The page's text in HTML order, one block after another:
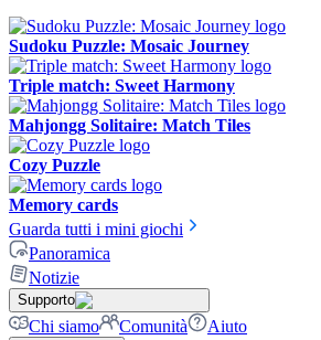
Sudoku Puzzle: Mosaic Journey
Triple match: Sweet Harmony
Mahjongg Solitaire: Match Tiles
Cozy Puzzle
Memory cards
Guarda tutti i mini giochi
Panoramica
Notizie
Supporto
Chi siamo Comunità Aiuto